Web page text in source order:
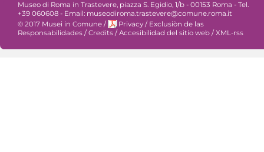
Museo di Roma in Trastevere, piazza S. Egidio, 1/b - 00153 Roma - Tel.
+39 060608 - Email: museodiroma.trastevere@comune.roma.it
© 2017 Musei in Comune / Privacy / Exclusiòn de las
Responsabilidades / Credits / Accesibilidad del sitio web / XML-rss